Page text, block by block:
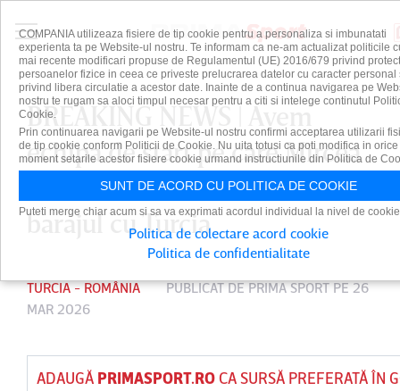
BREAKING NEWS | Avem
echipa de start pe care Mircea
Lucescu o va trimite în teren la
barajul cu Turcia
TURCIA - ROMÂNIA PUBLICAT DEPRIMA SPORTPE 26
MAR 2026
ADAUGĂ PRIMASPORT.ROCA SURSĂ PREFERATĂ ÎN
COMPANIA utilizeaza fisiere de tip cookie pentru a personaliza si imbunatati
experienta ta pe Website-ul nostru. Te informam ca ne-am actualizat politicile
mai recente modificari propuse de Regulamentul (UE) 2016/679 privind
persoanelor fizice in ceea ce priveste prelucrarea datelor cu caracter personal
privind libera circulatie a acestor date. Inainte de a continua navigarea pe
nostru te rugam sa aloci timpul necesar pentru a citi si intelege continutul
Cookie.
Prin continuarea navigarii pe Website-ul nostru confirmi acceptarea utilizarii
de tip cookie conform Politicii de Cookie. Nu uita totusi ca poti modifica in orice
moment setarile acestor fisiere cookie urmand instructiunile din Politica de
SUNT DE ACORD CU POLITICA DE COOKIE
Puteti merge chiar acum si sa va exprimati acordul individual la nivel de
Politica de colectare acord cookie
Politica de confidentialitate